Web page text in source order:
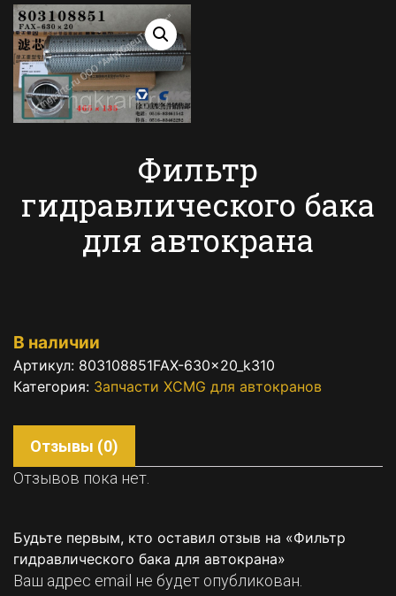
Фильтр
гидравлического бака
для автокрана
В наличии
Артикул: 803108851FAX-630×20_k310
Категория: Запчасти XCMG для автокранов
Отзывы (0)
Отзывов пока нет.
Будьте первым, кто оставил отзыв на «Фильтр
гидравлического бака для автокрана»
Ваш адрес email не будет опубликован.